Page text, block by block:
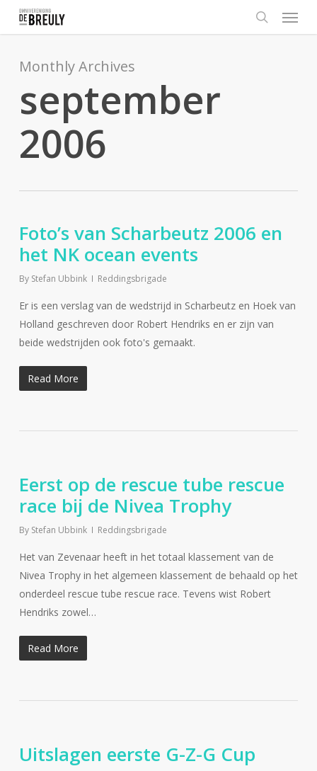
content
search
Menu
Monthly Archives
september
2006
Foto’s van Scharbeutz 2006 en
het NK ocean events
By Stefan Ubbink Reddingsbrigade
Er is een verslag van de wedstrijd in Scharbeutz en Hoek van
Holland geschreven door Robert Hendriks en er zijn van
beide wedstrijden ook foto's gemaakt.
Read More
Eerst op de rescue tube rescue
race bij de Nivea Trophy
By Stefan Ubbink Reddingsbrigade
Het van Zevenaar heeft in het totaal klassement van de
Nivea Trophy in het algemeen klassement de behaald op het
onderdeel rescue tube rescue race. Tevens wist Robert
Hendriks zowel…
Read More
Uitslagen eerste G-Z-G Cup